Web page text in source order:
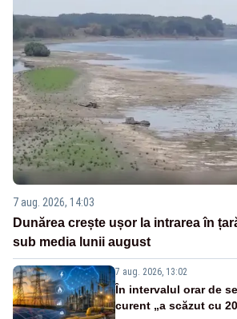
7 aug. 2026, 14:03
Dunărea crește ușor la intrarea în
sub media lunii august
7 aug. 2026, 13:02
În intervalul orar de
curent „a scăzut cu